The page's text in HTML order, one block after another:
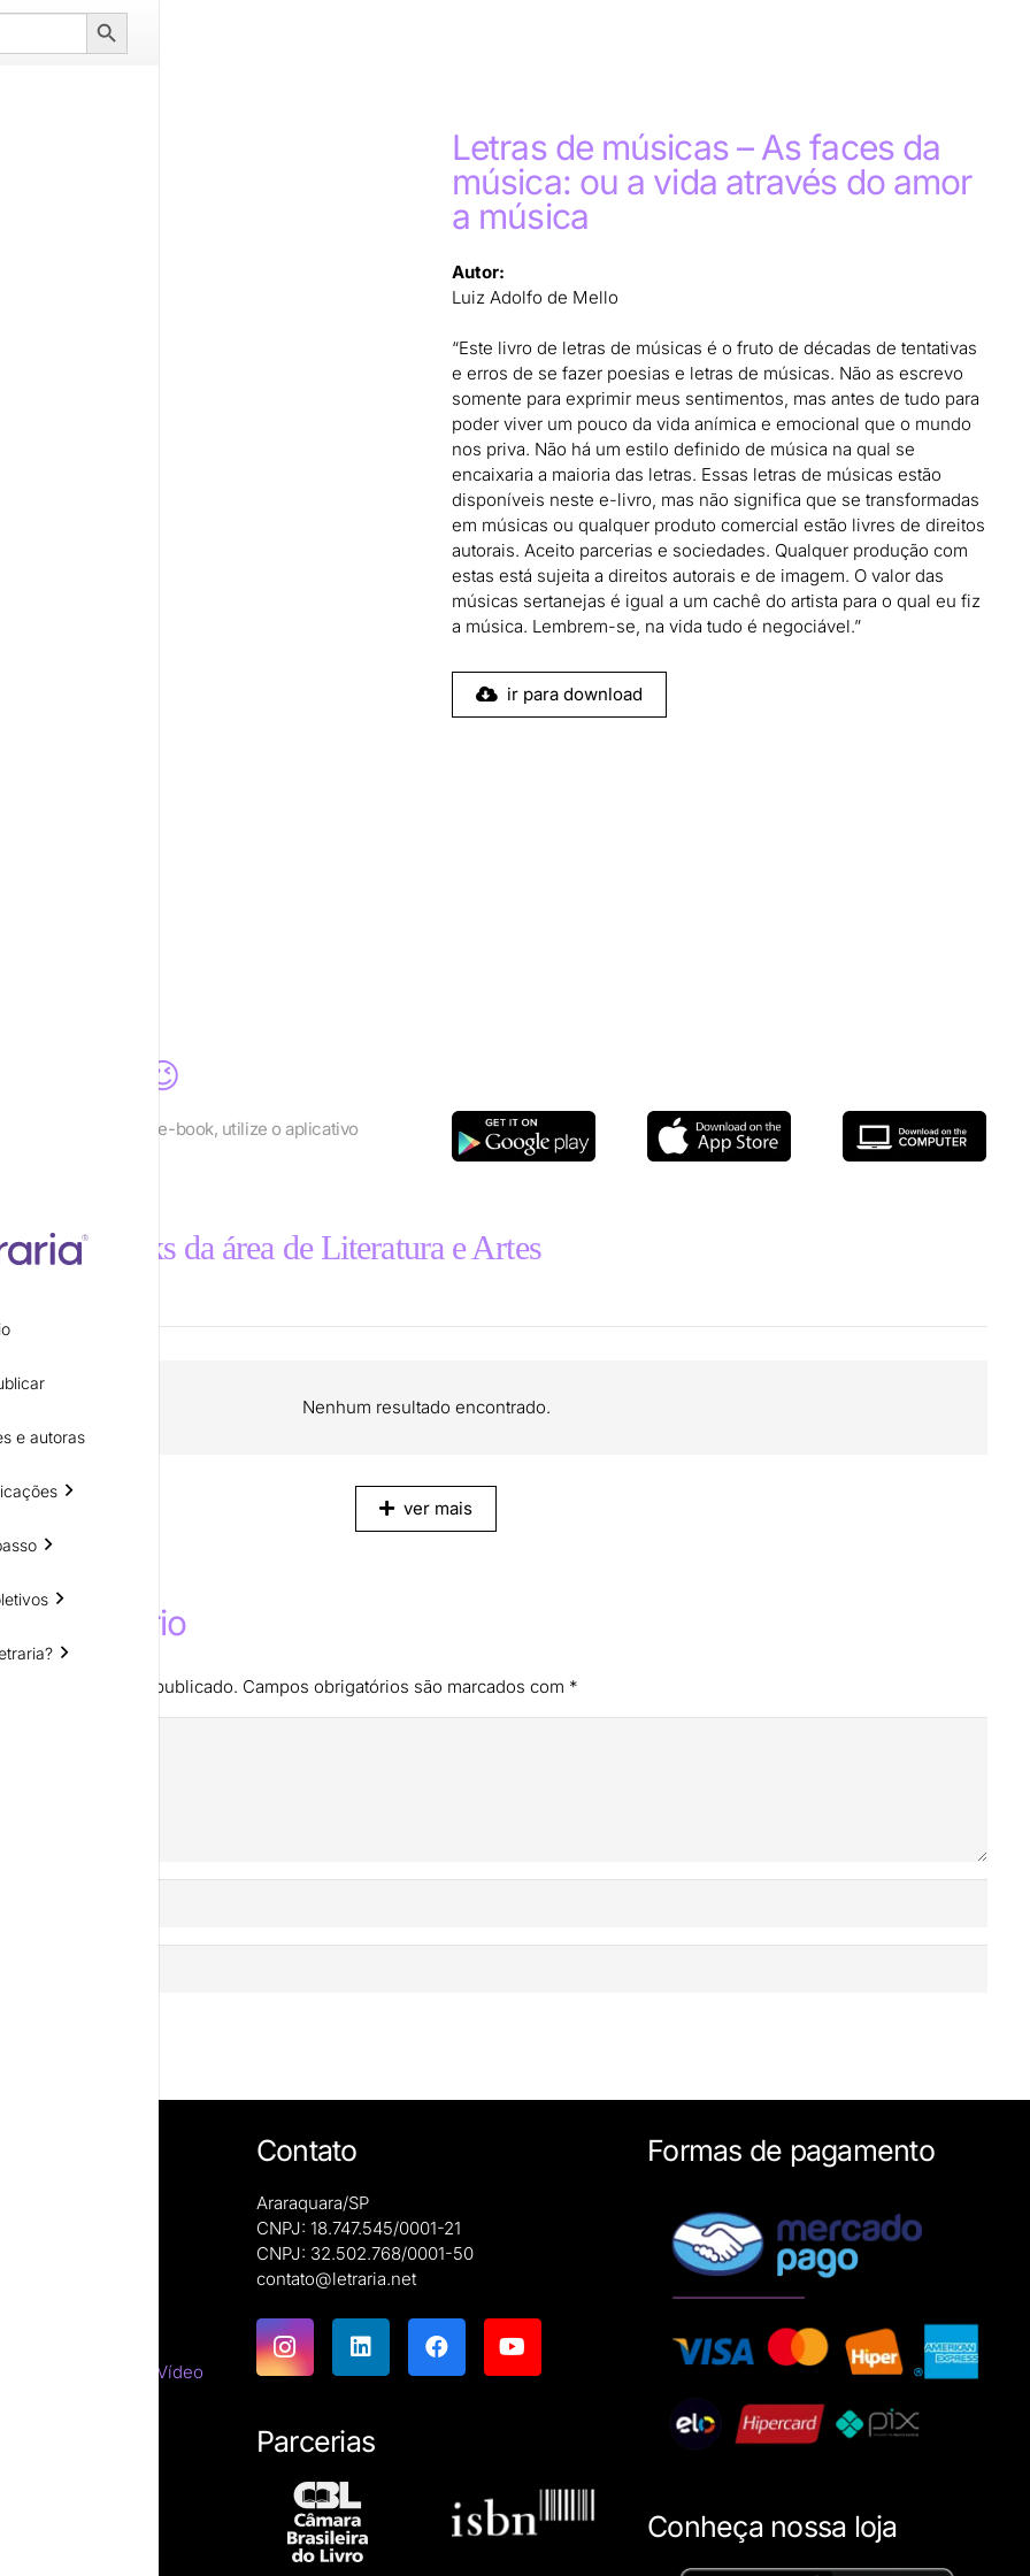
Search
Button
e autoras
Letras de músicas – As faces da
música: ou a vida através do amor
a música
Autor:
Luiz Adolfo de Mello
“Este livro de letras de músicas é o fruto de décadas de tentativas
e erros de se fazer poesias e letras de músicas. Não as escrevo
somente para exprimir meus sentimentos, mas antes de tudo para
poder viver um pouco da vida anímica e emocional que o mundo
nos priva. Não há um estilo definido de música na qual se
encaixaria a maioria das letras. Essas letras de músicas estão
disponíveis neste e-livro, mas não significa que se transformadas
em músicas ou qualquer produto comercial estão livres de direitos
autorais. Aceito parcerias e sociedades. Qualquer produção com
estas está sujeita a direitos autorais e de imagem. O valor das
músicas sertanejas é igual a um cachê do artista para o qual eu fiz
a música. Lembrem-se, na vida tudo é negociável.”
ir para download
para você 😉
os recursos do e-book, utilize o aplicativo
e-books da área de Literatura e Artes
Nenhum resultado encontrado.
ver mais
comentário
e-mail não será publicado. Campos obrigatórios são marcados com *
do Cinema e do Vídeo
Contato
Araraquara/SP
CNPJ: 18.747.545/0001-21
CNPJ: 32.502.768/0001-50
contato@letraria.net
Parcerias
Formas de pagamento
Conheça nossa loja